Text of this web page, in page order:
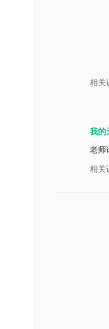
我觉
(2)
相关
我的
老师
相关